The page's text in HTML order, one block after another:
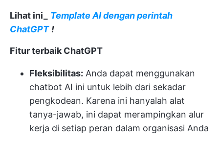
Lihat ini_
Template AI dengan perintah
ChatGPT !
Fitur terbaik ChatGPT
Fleksibilitas: Anda dapat menggunakan
chatbot AI ini untuk lebih dari sekadar
pengkodean. Karena ini hanyalah alat
tanya-jawab, ini dapat merampingkan alur
kerja di setiap peran dalam organisasi Anda